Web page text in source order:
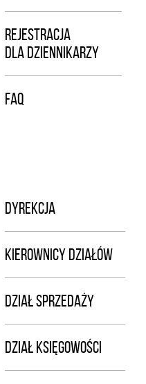
REJESTRACJA
DLA DZIENNIKARZY
FAQ
DYREKCJA
KIEROWNICY DZIAŁÓW
DZIAŁ SPRZEDAŻY
DZIAŁ KSIĘGOWOŚCI